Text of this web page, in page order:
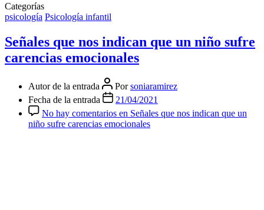
Categorías
psicología Psicología infantil
Señales que nos indican que un niño sufre
carencias emocionales
Autor de la entrada Porsoniaramirez
Fecha de la entrada
21/04/2021
No hay comentarios en Señales que nos indican que un
niño sufre carencias emocionales